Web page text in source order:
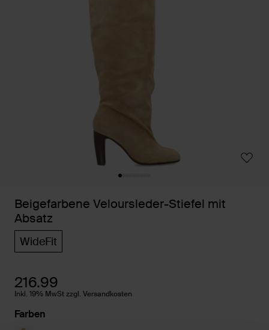
Beigefarbene Veloursleder-Stiefel mit
Absatz
WideFit
216.99
Inkl. 19% MwSt zzgl. Versandkosten
Farben